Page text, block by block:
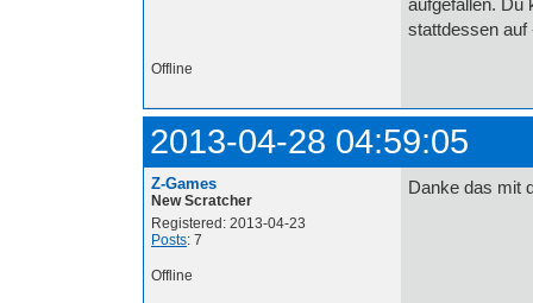
aufgefallen. Du
stattdessen auf
Offline
2013-04-28 04:59:05
Z-Games
New Scratcher
Registered: 2013-04-23
Posts: 7
Danke das mit
Offline